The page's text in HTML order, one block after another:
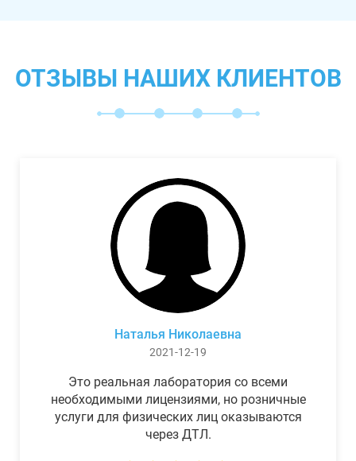
ОТЗЫВЫ НАШИХ КЛИЕНТОВ
Наталья Николаевна
2021-12-19
Это реальная лаборатория со всеми
необходимыми лицензиями, но розничные
услуги для физических лиц оказываются
через ДТЛ.